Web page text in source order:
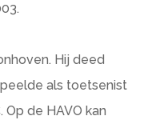
Hij deed
als toetsenist
de HAVO kan